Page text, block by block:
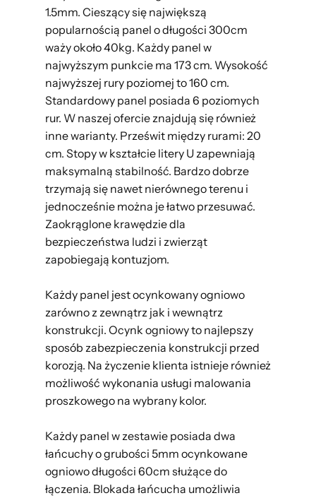
1.5mm. Cieszący się największą
popularnością panel o długości 300cm
waży około 40kg. Każdy panel w
najwyższym punkcie ma 173 cm. Wysokość
najwyższej rury poziomej to 160 cm.
Standardowy panel posiada 6 poziomych
rur. W naszej ofercie znajdują się również
inne warianty. Prześwit między rurami: 20
cm. Stopy w kształcie litery U zapewniają
maksymalną stabilność. Bardzo dobrze
trzymają się nawet nierównego terenu i
jednocześnie można je łatwo przesuwać.
Zaokrąglone krawędzie dla
bezpieczeństwa ludzi i zwierząt
zapobiegają kontuzjom.
Każdy panel jest ocynkowany ogniowo
zarówno z zewnątrz jak i wewnątrz
konstrukcji. Ocynk ogniowy to najlepszy
sposób zabezpieczenia konstrukcji przed
korozją. Na życzenie klienta istnieje również
możliwość wykonania usługi malowania
proszkowego na wybrany kolor.
Każdy panel w zestawie posiada dwa
łańcuchy o grubości 5mm ocynkowane
ogniowo długości 60cm służące do
łączenia. Blokada łańcucha umożliwia